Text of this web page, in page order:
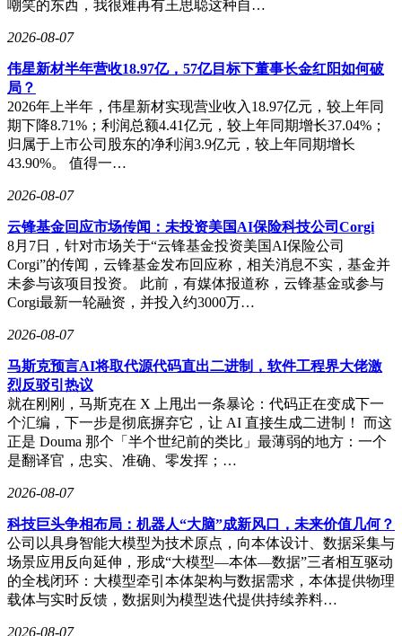
嘲笑的东西，我很难再有王思聪这种自…
2026-08-07
伟星新材半年营收18.97亿，57亿目标下董事长金红阳如何破
局？
2026年上半年，伟星新材实现营业收入18.97亿元，较上年同
期下降8.71%；利润总额4.41亿元，较上年同期增长37.04%；
归属于上市公司股东的净利润3.9亿元，较上年同期增长
43.90%。 值得一…
2026-08-07
云锋基金回应市场传闻：未投资美国AI保险科技公司Corgi
8月7日，针对市场关于“云锋基金投资美国AI保险公司
Corgi”的传闻，云锋基金发布回应称，相关消息不实，基金并
未参与该项目投资。 此前，有媒体报道称，云锋基金或参与
Corgi最新一轮融资，并投入约3000万…
2026-08-07
马斯克预言AI将取代源代码直出二进制，软件工程界大佬激
烈反驳引热议
就在刚刚，马斯克在 X 上甩出一条暴论：代码正在变成下一
个汇编，下一步是彻底摒弃它，让 AI 直接生成二进制！ 而这
正是 Douma 那个「半个世纪前的类比」最薄弱的地方：一个
是翻译官，忠实、准确、零发挥；…
2026-08-07
科技巨头争相布局：机器人“大脑”成新风口，未来价值几何？
公司以具身智能大模型为技术原点，向本体设计、数据采集与
场景应用反向延伸，形成“大模型—本体—数据”三者相互驱动
的全栈闭环：大模型牵引本体架构与数据需求，本体提供物理
载体与实时反馈，数据则为模型迭代提供持续养料…
2026-08-07